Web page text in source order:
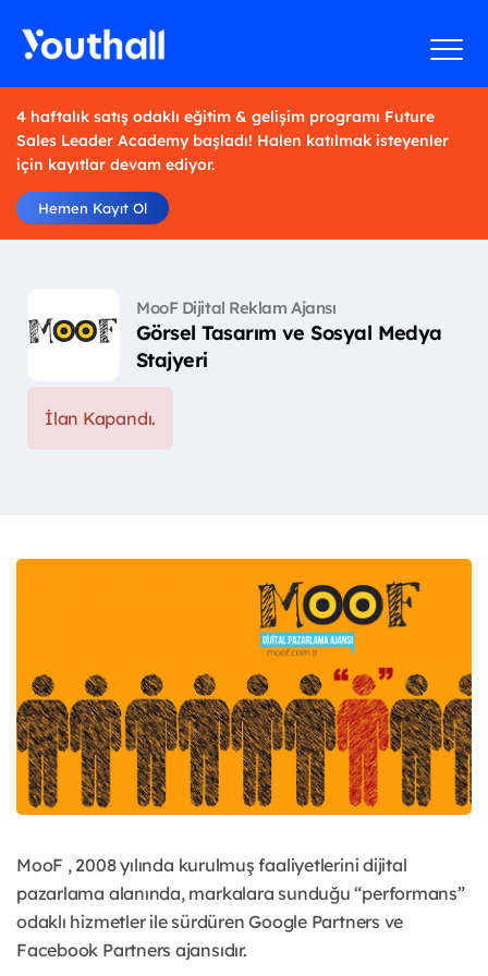
4 haftalık satış odaklı eğitim & gelişim programı Future
Sales Leader Academy başladı! Halen katılmak isteyenler
için kayıtlar devam ediyor.
Hemen Kayıt Ol
MooF Dijital Reklam Ajansı
Görsel Tasarım ve Sosyal Medya
Stajyeri
İlan Kapandı.
MooF , 2008 yılında kurulmuş faaliyetlerini dijital
pazarlama alanında, markalara sunduğu “performans”
odaklı hizmetler ile sürdüren Google Partners ve
Facebook Partners ajansıdır.